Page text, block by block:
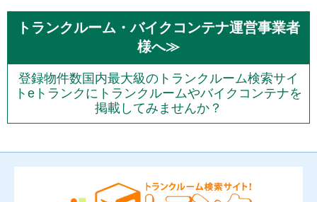
トランクルーム・バイクコンテナ運営事業者
様へ≫
登録物件数国内最大級のトランクルーム検索サイ
トeトランクにトランクルームやバイクコンテナを
掲載してみませんか？